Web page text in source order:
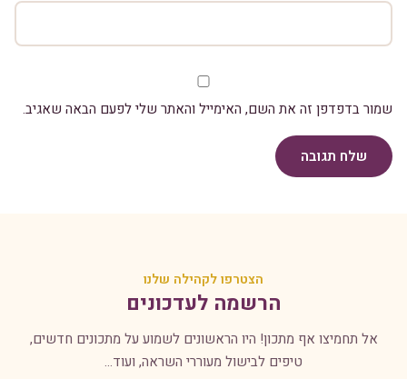
שמור בדפדפן זה את השם, האימייל והאתר שלי לפעם הבאה שאגיב.
שלח תגובה
הצטרפו לקהילה שלנו
הרשמה לעדכונים
אל תחמיצו אף מתכון! היו הראשונים לשמוע על מתכונים חדשים,
טיפים לבישול מעוררי השראה, ועוד...